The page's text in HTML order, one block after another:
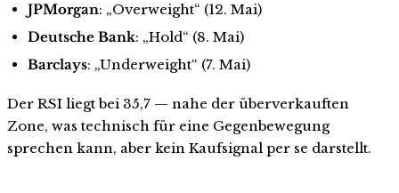
JPMorgan: „Overweight“ (12. Mai)
Deutsche Bank: „Hold“ (8. Mai)
Barclays: „Underweight“ (7. Mai)
Der RSI liegt bei 35,7 — nahe der überverkauften
Zone, was technisch für eine Gegenbewegung
sprechen kann, aber kein Kaufsignal per se darstellt.